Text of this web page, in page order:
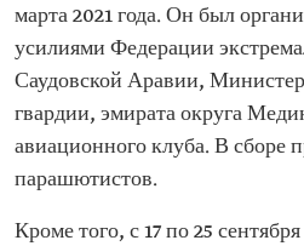
марта 2021 года. Он был
усилиями Федерации
Саудовской Аравии,
гвардии, эмирата округа
авиационного клуба. В сборе
парашютистов.
Кроме того, с 17 по 25 сентября